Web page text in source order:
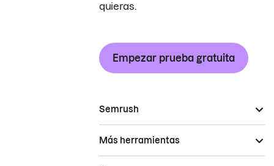
quieras.
Empezar prueba gratuita
Semrush
Más herramientas